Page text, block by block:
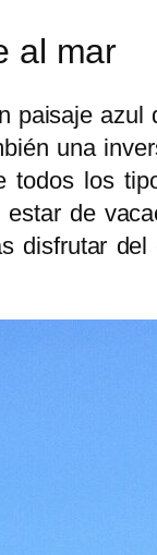
al mar
una
los
de
disfrutar